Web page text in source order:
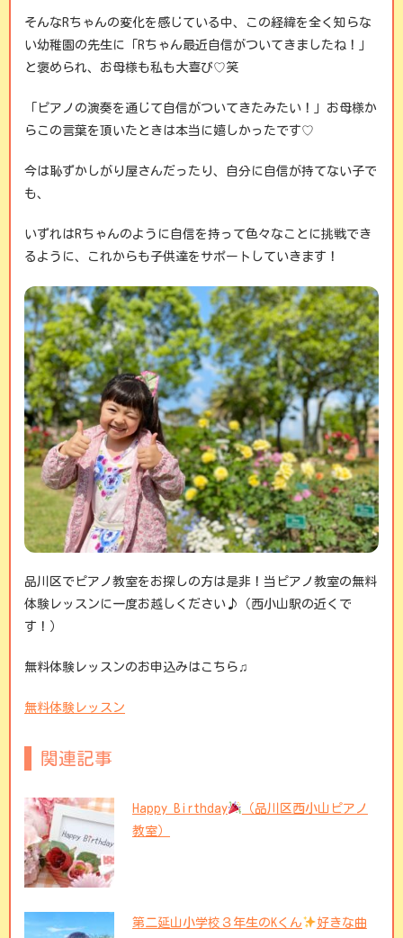
そんなRちゃんの変化を感じている中、この経緯を全く知らな
い幼稚園の先生に「Rちゃん最近自信がついてきましたね！」
と褒められ、お母様も私も大喜び♡笑
「ピアノの演奏を通じて自信がついてきたみたい！」お母様か
らこの言葉を頂いたときは本当に嬉しかったです♡
今は恥ずかしがり屋さんだったり、自分に自信が持てない子で
も、
いずれはRちゃんのように自信を持って色々なことに挑戦でき
るように、これからも子供達をサポートしていきます！
品川区でピアノ教室をお探しの方は是非！当ピアノ教室の無料
体験レッスンに一度お越しください♪（西小山駅の近くで
す！）
無料体験レッスンのお申込みはこちら♫
無料体験レッスン
関連記事
Happy Birthday
（品川区西小山ピアノ
教室）
第二延山小学校３年生のKくん 好きな曲